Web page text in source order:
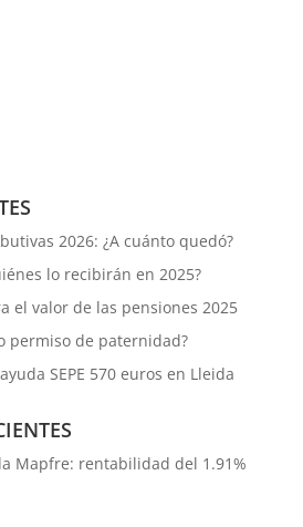
2026: ¿A cuánto quedó?
lo recibirán en 2025?
el valor de las pensiones 2025
permiso de paternidad?
SEPE 570 euros en Lleida
Mapfre: rentabilidad del 1.91%